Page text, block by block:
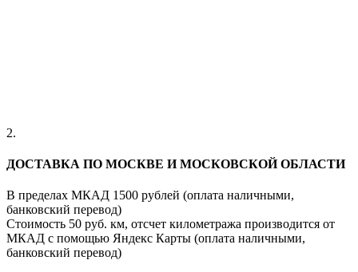
2.
ДОСТАВКА ПО МОСКВЕ И МОСКОВСКОЙ ОБЛАСТИ
В пределах МКАД 1500 рублей (оплата наличными,
банковский перевод)
Стоимость 50 руб. км, отсчет километража производится от
МКАД с помощью Яндекс Карты (оплата наличными,
банковский перевод)